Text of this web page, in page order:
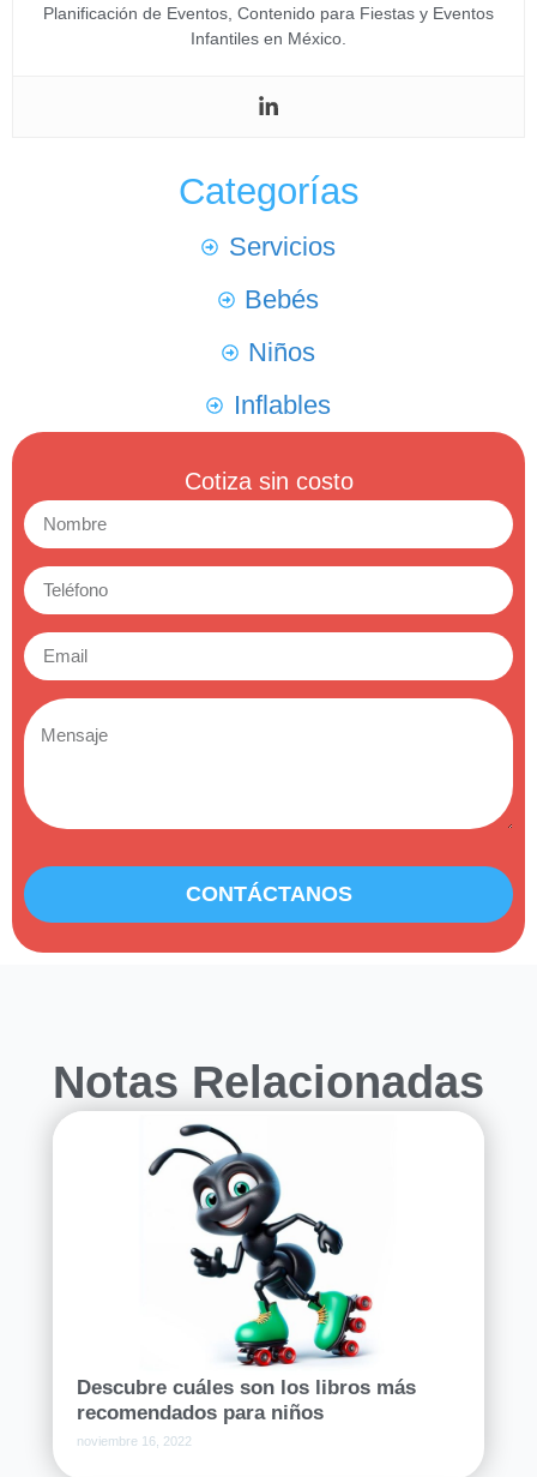
Planificación de Eventos, Contenido para Fiestas y Eventos
Infantiles en México.
Categorías
Servicios
Bebés
Niños
Inflables
Cotiza sin costo
CONTÁCTANOS
Notas Relacionadas
Descubre cuáles son los libros más
recomendados para niños
noviembre 16, 2022